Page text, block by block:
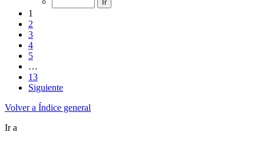
1
2
3
4
5
…
13
Siguiente
Volver a Índice general
Ir a